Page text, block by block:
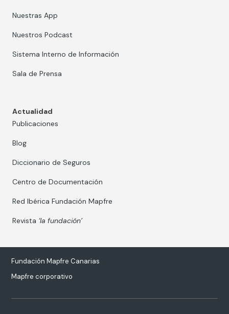
Nuestras App
Nuestros Podcast
Sistema Interno de Información
Sala de Prensa
Actualidad
Publicaciones
Blog
Diccionario de Seguros
Centro de Documentación
Red Ibérica Fundación Mapfre
Revista ‘la fundación’
Fundación Mapfre Canarias
Mapfre corporativo